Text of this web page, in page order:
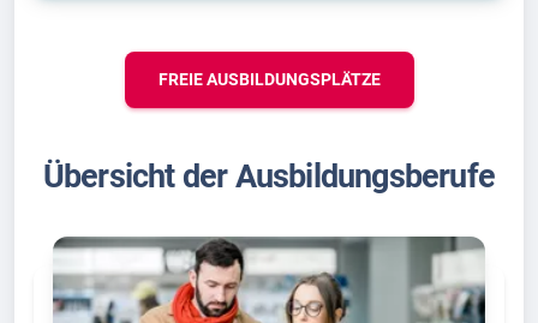
FREIE AUSBILDUNGSPLÄTZE
Übersicht der Ausbildungsberufe